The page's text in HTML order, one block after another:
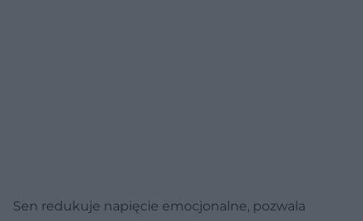
Sen redukuje napięcie emocjonalne, pozwala